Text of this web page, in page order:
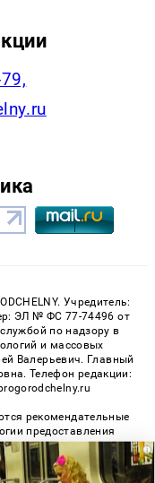
Учредитель:
ЭЛ № ФС 77-74496 от
по надзору в
и массовых
Валерьевич. Главный
Телефон редакции:
рекомендательные
предоставления
и анализа
пользователей сети
Российской
i